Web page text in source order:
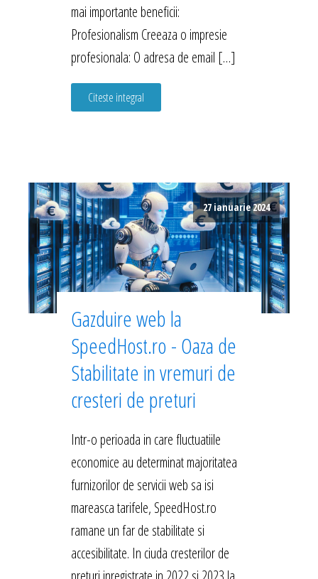
mai importante beneficii:
Profesionalism Creeaza o impresie
profesionala: O adresa de email […]
Citeste integral
27 ianuarie 2024
Gazduire web la
SpeedHost.ro - Oaza de
Stabilitate in vremuri de
cresteri de preturi
Intr-o perioada in care fluctuatiile
economice au determinat majoritatea
furnizorilor de servicii web sa isi
mareasca tarifele, SpeedHost.ro
ramane un far de stabilitate si
accesibilitate. In ciuda cresterilor de